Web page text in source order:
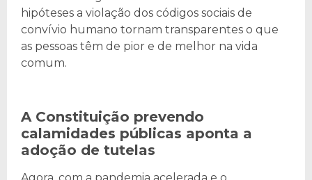
hipóteses a violação dos códigos sociais de
convívio humano tornam transparentes o que
as pessoas têm de pior e de melhor na vida
comum.
A Constituição prevendo
calamidades públicas aponta a
adoção de tutelas
Agora, com a pandemia acelerada e o